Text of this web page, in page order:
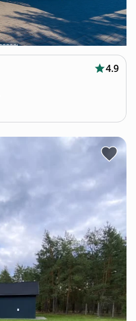
4.9